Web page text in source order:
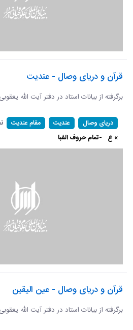
قرآن و دریای وصال - عندیت
برگرفته از بیانات استاد در دفتر آیت الله یعقوبی
دریای وصال عندیت مقام عندیت
» ع -تمام حروف الفبا
قرآن و دریای وصال - عین الیقین
برگرفته از بیانات استاد در دفتر آیت الله یعقوبی